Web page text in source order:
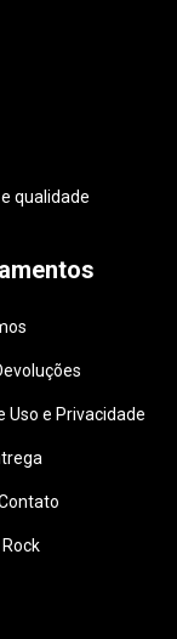
qualidade
Uso e Privacidade